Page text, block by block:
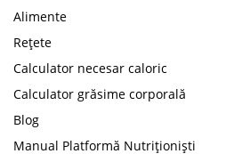
Alimente
Rețete
Calculator necesar caloric
Calculator grăsime corporală
Blog
Manual Platformă Nutriționiști